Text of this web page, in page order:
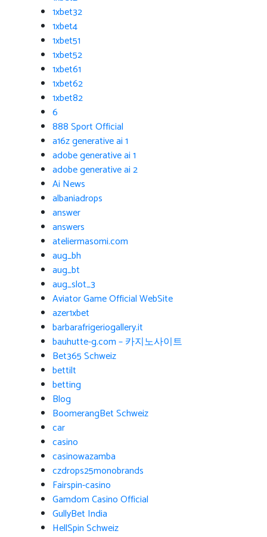
1xbet32
1xbet4
1xbet51
1xbet52
1xbet61
1xbet62
1xbet82
6
888 Sport Official
a16z generative ai 1
adobe generative ai 1
adobe generative ai 2
Ai News
albaniadrops
answer
answers
ateliermasomi.com
aug_bh
aug_bt
aug_slot_3
Aviator Game Official WebSite
azer1xbet
barbarafrigeriogallery.it
bauhutte-g.com – 카지노사이트
Bet365 Schweiz
bettilt
betting
Blog
BoomerangBet Schweiz
car
casino
casinowazamba
czdrops25monobrands
Fairspin-casino
Gamdom Casino Official
GullyBet India
HellSpin Schweiz